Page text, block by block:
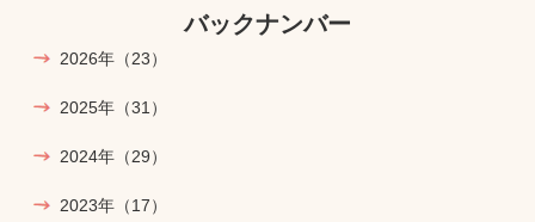
バックナンバー
2026年 （23）
2025年 （31）
2024年 （29）
2023年 （17）